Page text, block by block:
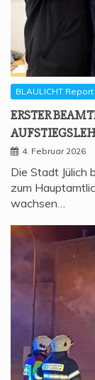
BLAULICHT Report
ERS­TER
4. Februar 2026
Die Stadt Jülich
zum
wachsen…